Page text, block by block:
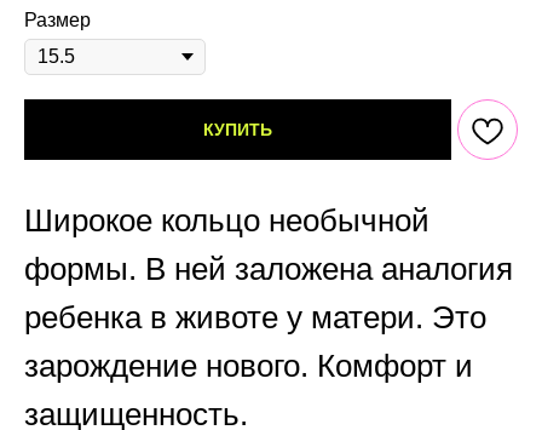
Размер
КУПИТЬ
Широкое кольцо необычной
формы. В ней заложена аналогия
ребенка в животе у матери. Это
зарождение нового. Комфорт и
защищенность.